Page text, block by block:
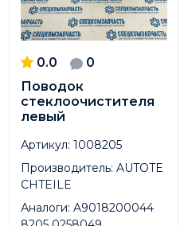
0.0
0
Поводок
стеклоочистителя
левый
Артикул: 1008205
Производитель: AUTOTE
CHTEILE
Аналоги: A9018200044